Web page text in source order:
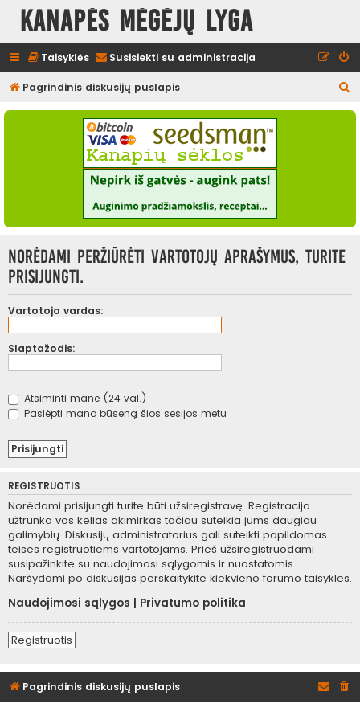
Kanapės mėgėjų lyga
Taisyklės Susisiekti su administracija
Pagrindinis diskusijų puslapis
e
Norėdami peržiūrėti vartotojų aprašymus, turite
prisijungti.
Vartotojo vardas:
Slaptažodis:
Atsiminti mane (24 val.)
Paslėpti mano būseną šios sesijos metu
REGISTRUOTIS
Norėdami prisijungti turite būti užsiregistravę. Registracija
užtrunka vos kelias akimirkas tačiau suteikia jums daugiau
galimybių. Diskusijų administratorius gali suteikti papildomas
teises registruotiems vartotojams. Prieš užsiregistruodami
susipažinkite su naudojimosi sąlygomis ir nuostatomis.
Naršydami po diskusijas perskaitykite kiekvieno forumo taisykles.
Naudojimosi sąlygos
Privatumo politika
Registruotis
Pagrindinis diskusijų puslapis